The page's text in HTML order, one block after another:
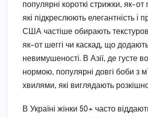
популярні короткі стрижки, як-от
які підкреслюють елегантність і
США частіше обирають
як-от шеггі чи каскад, що
невимушеності. В Азії, де густе
нормою, популярні довгі боби з
хвилями, які виглядають
В Україні жінки 50+ часто